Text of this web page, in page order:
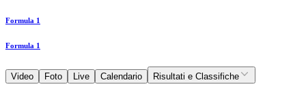
Formula 1
Formula 1
Video Foto Live Calendario Risultati e Classifiche